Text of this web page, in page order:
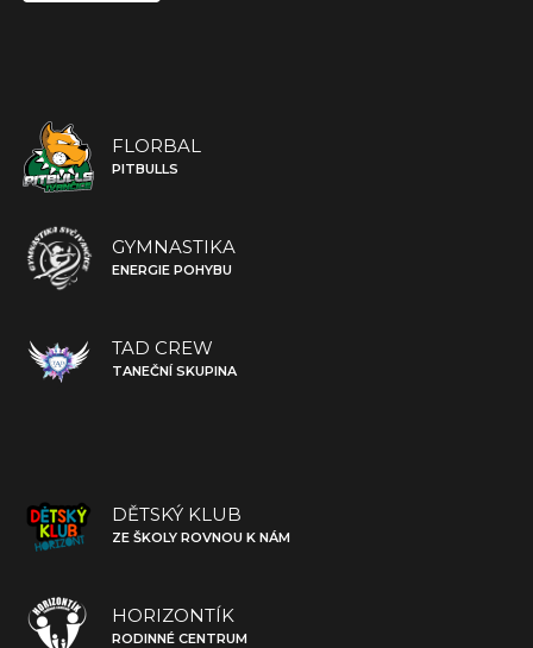
FLORBAL
PITBULLS
GYMNASTIKA
ENERGIE POHYBU
TAD CREW
TANEČNÍ SKUPINA
DĚTSKÝ KLUB
ZE ŠKOLY ROVNOU K NÁM
HORIZONTÍK
RODINNÉ CENTRUM